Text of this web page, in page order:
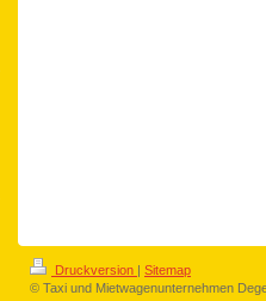
Druckversion | Sitemap
© Taxi und Mietwagenunternehmen